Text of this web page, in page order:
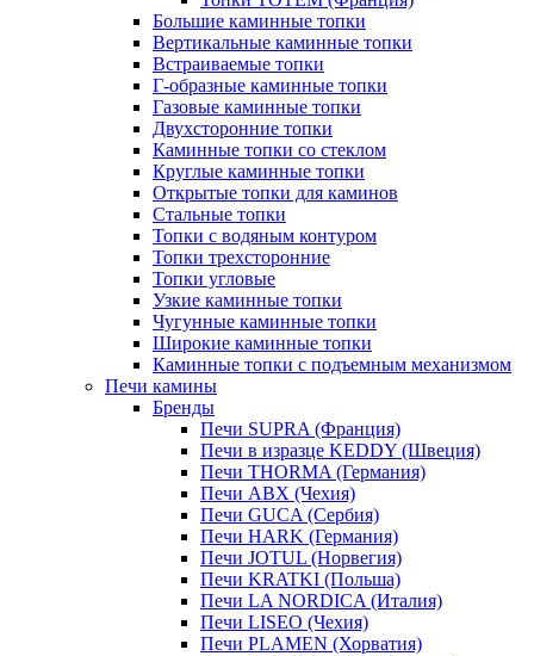
Большие каминные топки
Вертикальные каминные топки
Встраиваемые топки
Г-образные каминные топки
Газовые каминные топки
Двухсторонние топки
Каминные топки со стеклом
Круглые каминные топки
Открытые топки для каминов
Стальные топки
Топки с водяным контуром
Топки трехсторонние
Топки угловые
Узкие каминные топки
Чугунные каминные топки
Широкие каминные топки
Каминные топки с подъемным механизмом
Печи камины
Бренды
Печи SUPRA (Франция)
Печи в изразце KEDDY (Швеция)
Печи THORMA (Германия)
Печи ABX (Чехия)
Печи GUCA (Сербия)
Печи HARK (Германия)
Печи JOTUL (Норвегия)
Печи KRATKI (Польша)
Печи LA NORDICA (Италия)
Печи LISEO (Чехия)
Печи PLAMEN (Хорватия)